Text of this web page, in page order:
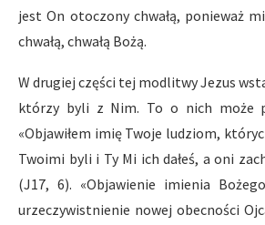
jest On otoczony chwałą, ponieważ
chwałą, chwałą Bożą.
W drugiej części tej modlitwy Jezus
którzy byli z Nim. To o nich może
«Objawiłem imię Twoje ludziom,
Twoimi byli i Ty Mi ich dałeś, a oni
(J17, 6). «Objawienie imienia
urzeczywistnienie nowej obecności